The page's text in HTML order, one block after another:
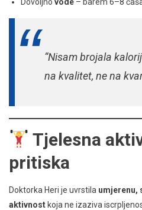
“Nisam brojala
na kvalitet, ne na
Tjelesna
pritiska
Doktorka Heri je uvrstila umjerenu,
aktivnostkoja ne izaziva